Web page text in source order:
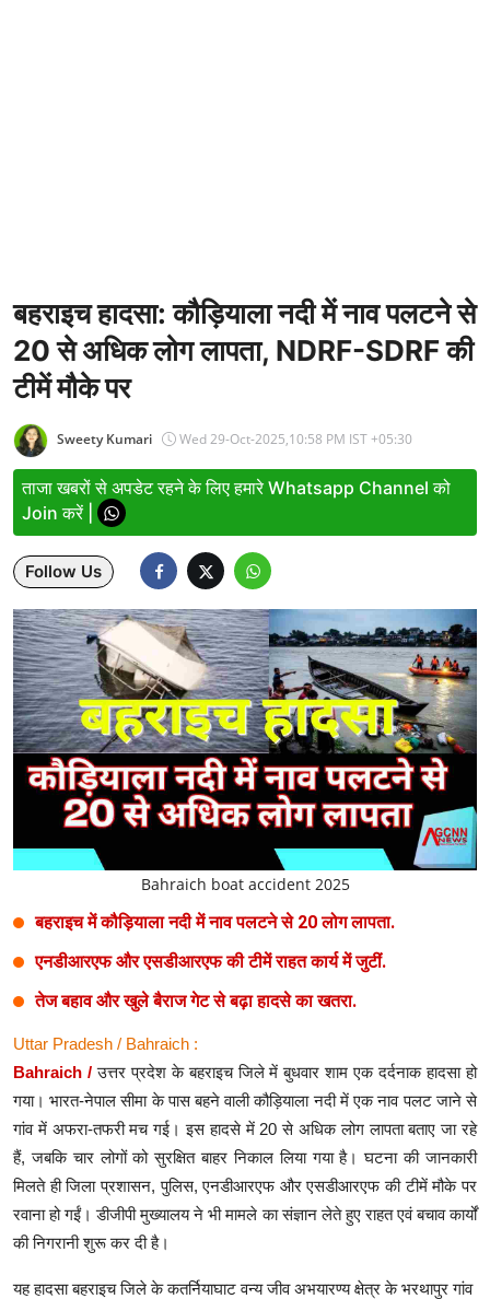
Relationship
Education
Defence & Security
Environment
Lifestyle
Health
Development
Career
Literature
Tour & Travel
History Speaks
Contact Us
बहराइच हादसा: कौड़ियाला नदी में नाव पलटने से
20 से अधिक लोग लापता, NDRF-SDRF की
टीमें मौके पर
Sweety Kumari Wed 29-Oct-2025,10:58 PM IST +05:30
ताजा खबरों से अपडेट रहने के लिए हमारे Whatsapp Channel को
Join करें |
Follow Us
Bahraich boat accident 2025
बहराइच में कौड़ियाला नदी में नाव पलटने से 20 लोग लापता.
एनडीआरएफ और एसडीआरएफ की टीमें राहत कार्य में जुटीं.
तेज बहाव और खुले बैराज गेट से बढ़ा हादसे का खतरा.
Uttar Pradesh / Bahraich :
Bahraich /उत्तर प्रदेश के बहराइच जिले में बुधवार शाम एक दर्दनाक हादसा हो
गया। भारत-नेपाल सीमा के पास बहने वाली कौड़ियाला नदी में एक नाव पलट जाने से
गांव में अफरा-तफरी मच गई। इस हादसे में 20 से अधिक लोग लापता बताए जा रहे
हैं, जबकि चार लोगों को सुरक्षित बाहर निकाल लिया गया है। घटना की जानकारी
मिलते ही जिला प्रशासन, पुलिस, एनडीआरएफ और एसडीआरएफ की टीमें मौके पर
रवाना हो गईं। डीजीपी मुख्यालय ने भी मामले का संज्ञान लेते हुए राहत एवं बचाव कार्यों
की निगरानी शुरू कर दी है।
यह हादसा बहराइच जिले के कतर्नियाघाट वन्य जीव अभयारण्य क्षेत्र के भरथापुर गांव